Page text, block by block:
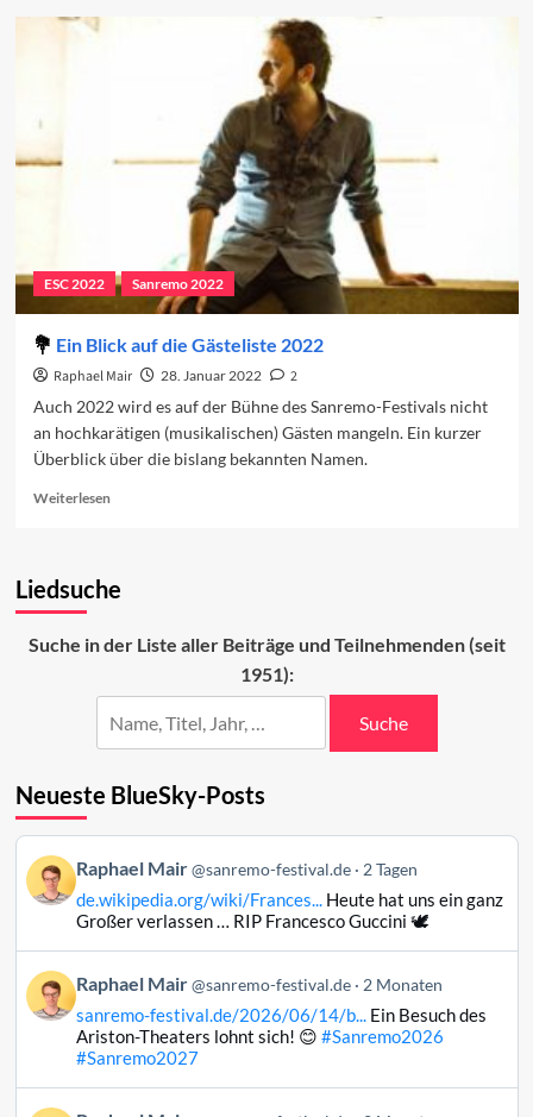
ESC 2022 Sanremo 2022
Ein Blick auf die Gästeliste 2022
Raphael Mair 28. Januar 2022
2
Auch 2022 wird es auf der Bühne des Sanremo-Festivals nicht
an hochkarätigen (musikalischen) Gästen mangeln. Ein kurzer
Überblick über die bislang bekannten Namen.
WeiterlesenRead
Blick
Gästeliste
Liedsuche
Suche in der Liste aller Beiträge und Teilnehmenden (seit
1951):
Suche
Neueste BlueSky-Posts
Beitrag
von
Raphael
Bluesky
ansehen
Raphael Mair @sanremo-festival.de 2 Tagen
de.wikipedia.org/wiki/Frances...Heute hat uns ein ganz
Großer verlassen … RIP Francesco Guccini 🕊️
Beitrag
von
Raphael
Raphael Mair @sanremo-festival.de 2 Monaten
sanremo-festival.de/2026/06/14/b...Ein Besuch des
Ariston-Theaters lohnt sich! 😊 #Sanremo2026
#Sanremo2027